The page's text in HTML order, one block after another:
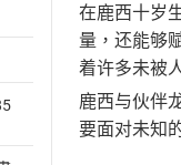
在鹿西十岁
量，还能够
着许多未被
鹿西与伙伴
要面对未知